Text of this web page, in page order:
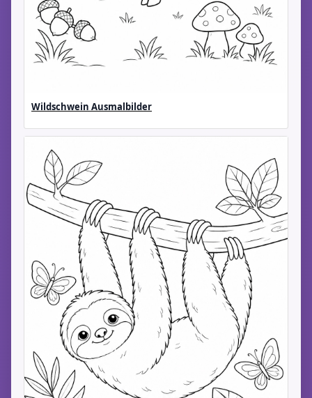
Wildschwein Ausmalbilder